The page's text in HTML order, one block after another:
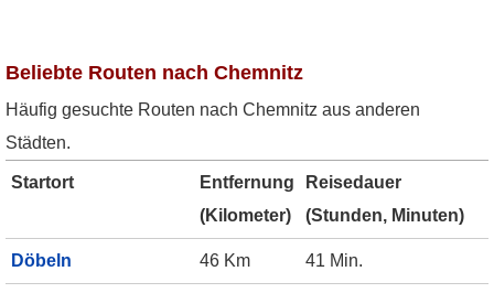
Beliebte Routen nach Chemnitz
Häufig gesuchte Routen nach Chemnitz aus anderen
Städten.
Startort
Entfernung
(Kilometer)
Reisedauer
(Stunden, Minuten)
Döbeln 46 Km 41 Min.